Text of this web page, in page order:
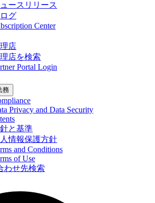
ースリリース
グ
Center
店
店を検索
Portal Login
務
Privacy and Data Security
と基準
情報保護方針
and Conditions
of Use
わせ先検索